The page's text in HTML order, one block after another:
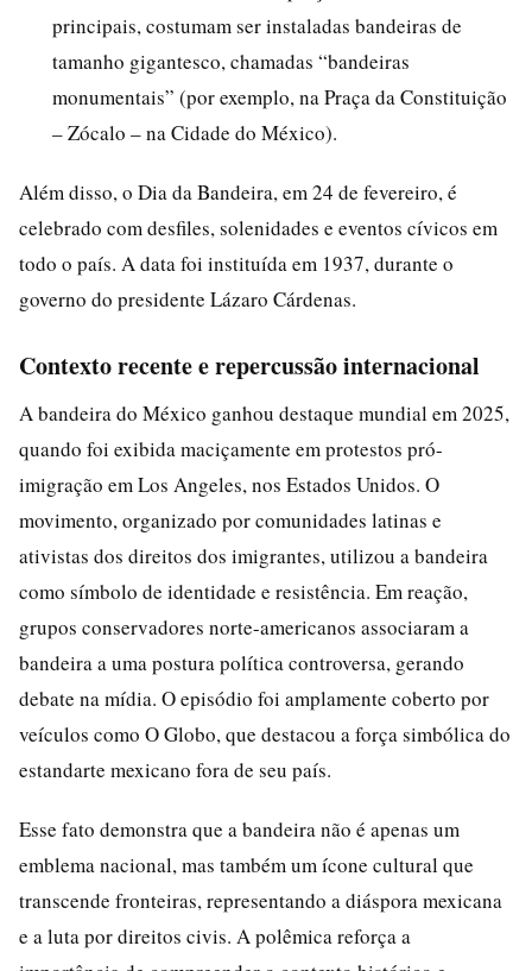
principais, costumam ser instaladas bandeiras de
tamanho gigantesco, chamadas “bandeiras
monumentais” (por exemplo, na Praça da Constituição
– Zócalo – na Cidade do México).
Além disso, o Dia da Bandeira, em 24 de fevereiro, é
celebrado com desfiles, solenidades e eventos cívicos em
todo o país. A data foi instituída em 1937, durante o
governo do presidente Lázaro Cárdenas.
Contexto recente e repercussão internacional
A bandeira do México ganhou destaque mundial em 2025,
quando foi exibida maciçamente em protestos pró-
imigração em Los Angeles, nos Estados Unidos. O
movimento, organizado por comunidades latinas e
ativistas dos direitos dos imigrantes, utilizou a bandeira
como símbolo de identidade e resistência. Em reação,
grupos conservadores norte-americanos associaram a
bandeira a uma postura política controversa, gerando
debate na mídia. O episódio foi amplamente coberto por
veículos como O Globo, que destacou a força simbólica do
estandarte mexicano fora de seu país.
Esse fato demonstra que a bandeira não é apenas um
emblema nacional, mas também um ícone cultural que
transcende fronteiras, representando a diáspora mexicana
e a luta por direitos civis. A polêmica reforça a